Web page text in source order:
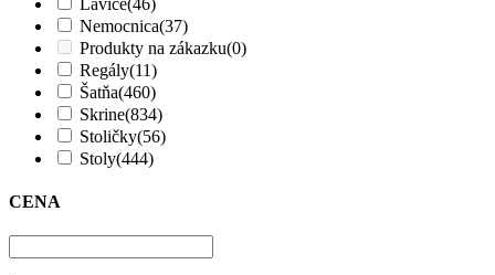
Nemocnica(37)
Produkty na zákazku(0)
Regály(11)
Šatňa(460)
Skrine(834)
Stoličky(56)
Stoly(444)
CENA